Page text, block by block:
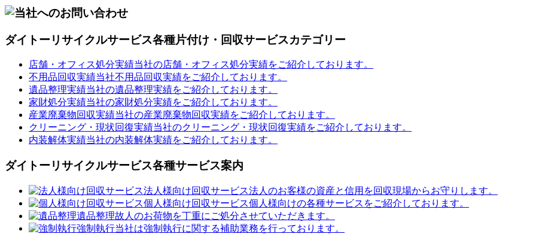
ダイトーリサイクルサービス各種片付け・回収サービスカテゴリー
店舗・オフィス処分実績当社の店舗・オフィス処分実績をご紹介しております。
不用品回収実績当社不用品回収実績をご紹介しております。
遺品整理実績当社の遺品整理実績をご紹介しております。
家財処分実績当社の家財処分実績をご紹介しております。
産業廃棄物回収実績当社の産業廃棄物回収実績をご紹介しております。
クリーニング・現状回復実績当社のクリーニング・現状回復実績をご紹介しております。
内装解体実績当社の内装解体実績をご紹介しております。
ダイトーリサイクルサービス各種サービス案内
法人様向け回収サービス法人のお客様の資産と信用を回収現場からお守りします。
個人様向け回収サービス個人様向けの各種サービスをご紹介しております。
遺品整理故人のお荷物を丁重にご処分させていただきます。
強制執行当社は強制執行に関する補助業務を行っております。